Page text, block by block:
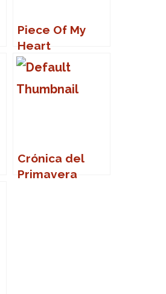
Piece Of My
Heart
Crónica del
Primavera